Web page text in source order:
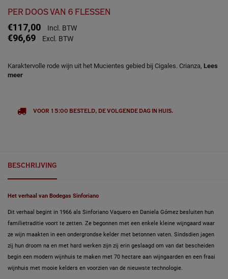
PER DOOS VAN 6 FLESSEN
€117,00
Incl. BTW
€96,69 Excl. BTW
Karaktervolle rode wijn uit het Mucientes gebied bij Cigales. Crianza, Lees
meer
VOOR 15:00 BESTELD, DE VOLGENDE DAG IN HUIS.
BESCHRIJVING
Het verhaal van Bodegas Sinforiano
Dit verhaal begint in 1966 als Sinforiano Vaquero en Daniela Gómez besluiten hun
familietraditie voort te zetten. Ze begonnen met een enkele kleine wijngaard waar
ze wijn maakten in een ondergrondse kelder met betonnen vaten. Sindsdien jagen
zij hun droom na en met hard werken zijn zij erin geslaagd om van dat bescheiden
begin een modern wijnhuis te maken met 70 hectare aan wijngaarden en een fraai
wijnhuis met mooie kelders en voorzien van de nieuwste technologie.